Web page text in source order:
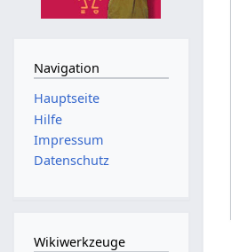
Navigation
Hauptseite
Hilfe
Impressum
Datenschutz
Wikiwerkzeuge